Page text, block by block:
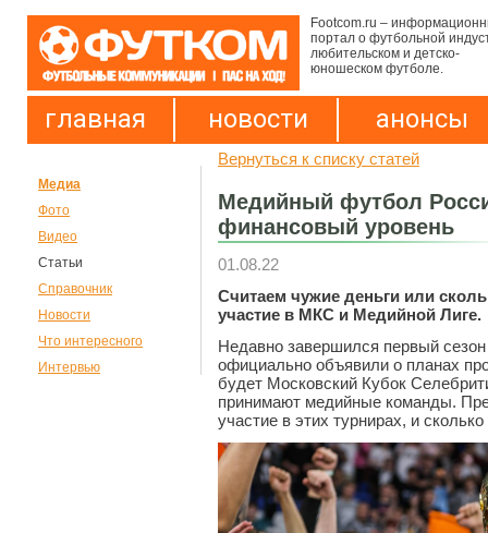
Footcom.ru –
портал о футбольной
любительском и детско-
юношеском футболе.
главная новости анонсы
Медиа
Фото
Видео
Статьи
Справочник
Новости
Что интересного
Интервью
Вернуться к списку статей
Медийный футбол
финансовый уровень
01.08.22
Считаем чужие деньги или
участие в МКС и Медийной Лиге.
Недавно завершился первый
официально объявили о планах
будет Московский Кубок
принимают медийные команды.
участие в этих турнирах, и